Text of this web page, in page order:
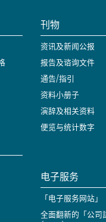
刊物
资讯及新闻公报
报告及谘询文件
通告/指引
资料小册子
演辞及相关资料
便览与统计数字
电子服务
「电子服务网站」
全面翻新的「公司